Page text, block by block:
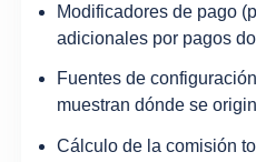
Modificadores de pago
adicionales por pagos
Fuentes de
muestran dónde se
Cálculo de la comisión